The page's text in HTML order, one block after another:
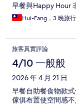
早餐與Happy Hour
Hui-Fang，3 晚旅行
旅客真實評論
4/10 一般般
2026 年 4 月 21 日
早餐自助餐食物款
傢俱布置使空間感不